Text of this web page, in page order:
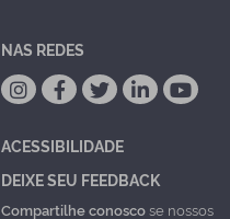
NAS REDES
ACESSIBILIDADE
DEIXE SEU FEEDBACK
Compartilhe conoscose nossos